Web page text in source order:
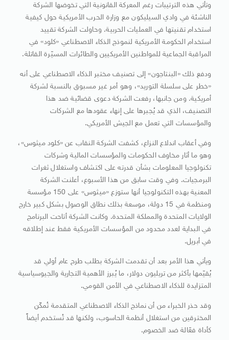
وتأتي هذه الترتيبات رغم المعركة القانونية التي تخوضها الشركة
الناشئة في وادي السيليكون مع وزارة الحرب الأمريكية حول كيفية
استخدام تقنيتها في العمليات الحربية. وحاولت الشركة تقييد
استخدام الحكومة الأمريكية لنموذج الذكاء الاصطناعي «كلود» في
المراقبة الجماعية للمواطنين الأمريكيين والطائرات المسيّرة القاتلة.
ودفع ذلك «البنتاجون» إلى تصنيف مختبر الذكاء الاصطناعي على أنه
«خطر على سلسلة التوريد»، وهو أمر غير مسبوق بالنسبة لشركة
أمريكية. ومن جانبها، رفعت الشركة دعوى قضائية ضد هذا
التصنيف، الذي قد يُجبرها على إنهاء عقودها مع الشركات
والمؤسسات التي تعمل مع الجيش الأمريكي.
وفي أعقاب اندلاع النزاع، كشفت الشركة النقاب عن «كلود ميثوس»،
وهو ما أثار مخاوف الحكومات والمؤسسات المالية وشركات
تكنولوجيا المعلومات بشأن قدرته على اكتشاف واستغلال ثغرات
البرمجيات. وفي وقت سابق من هذا الأسبوع، أعلنت الشركة
المعنية بهذه التكنولوجيا أنها ستوزع «ميثوس» على 150 مؤسسة
ومنظمة في 15 دولة، موسعة بذلك نطاق الوصول بشكل كبير خارج
الولايات المتحدة والمملكة المتحدة. وكانت الشركة أتاحت البرنامج
في البداية لعدد محدود من المؤسسات الأمريكية فقط عند إطلاقه
في أبريل.
ويأتي هذا الأمر بعد أن تقدمت الشركة بطلب طرح عام أولي قد
يُقيّمها بأكثر من تريليون دولار، ما يُبرز الأهمية التجارية والجيوسياسية
المتزايدة للذكاء الاصطناعي في الأمن القومي.
وقد حذر الخبراء من أن نماذج الذكاء الاصطناعي المتقدمة تُمكّن
المخترقين من استغلال أنظمة الحاسوب، ولكنها قد تُستخدم أيضاً
كأداة فعّالة ضد الخصوم.